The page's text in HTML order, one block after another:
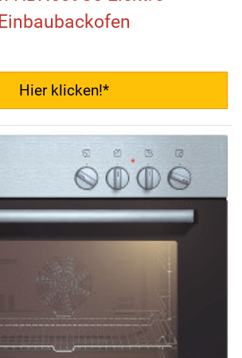
Einbaubackofen
Hier klicken!*